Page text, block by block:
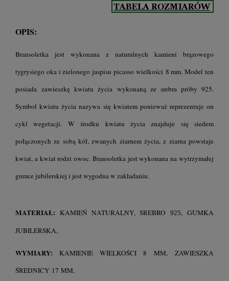
OPIS:
Bransoletka jest wykonana z naturalnych kamieni brązowego
tygrysiego oka i zielonego jaspisu picasso wielkości 8 mm. Model ten
posiada zawieszkę kwiatu życia wykonaną ze srebra próby 925.
Symbol kwiatu życia nazywa się kwiatem ponieważ reprezentuje on
cykl wegetacji. W środku kwiatu życia znajduje się siedem
połączonych ze sobą kół, zwanych ziarnem życia, z ziarna powstaje
kwiat, a kwiat rodzi owoc. Bransoletka jest wykonana na wytrzymałej
gumce jubilerskiej i jest wygodna w zakładaniu.
MATERIAŁ: KAMIEŃ NATURALNY, SREBRO 925, GUMKA
JUBILERSKA,
WYMIARY: KAMIENIE WIELKOŚCI 8 MM, ZAWIESZKA
ŚREDNICY 17 MM,